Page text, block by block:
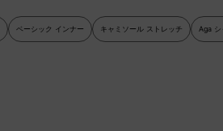
ベーシック インナー キャミソール ストレッチ Aga シ